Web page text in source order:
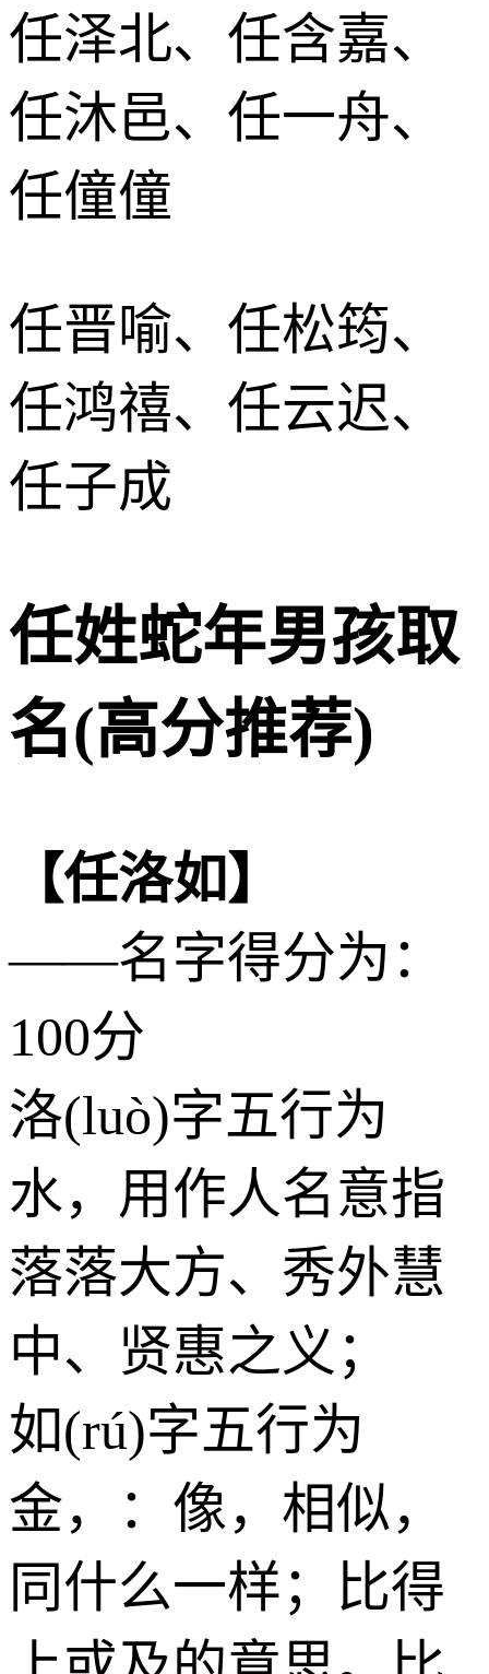
任泽北、任含嘉、
任沐邑、任一舟、
任僮僮
任晋喻、任松筠、
任鸿禧、任云迟、
任子成
任姓蛇年男孩取
名(高分推荐)
【任洛如】
——名字得分为：
100分
洛(luò)字五行为
水，用作人名意指
落落大方、秀外慧
中、贤惠之义；
如(rú)字五行为
金，：像，相似，
同什么一样；比得